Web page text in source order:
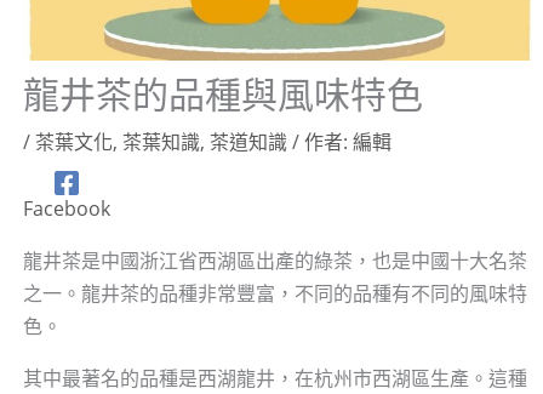
龍井茶的品種與風味特色
/ 茶葉文化, 茶葉知識, 茶道知識/ 作者: 編輯
Facebook
龍井茶是中國浙江省西湖區出產的綠茶，也是中國十大名茶
之一。龍井茶的品種非常豐富，不同的品種有不同的風味特
色。
其中最著名的品種是西湖龍井，在杭州市西湖區生產。這種